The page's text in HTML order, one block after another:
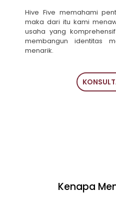
Hive Five memahami
maka dari itu kami
usaha yang
membangun identitas
menarik.
Kenapa